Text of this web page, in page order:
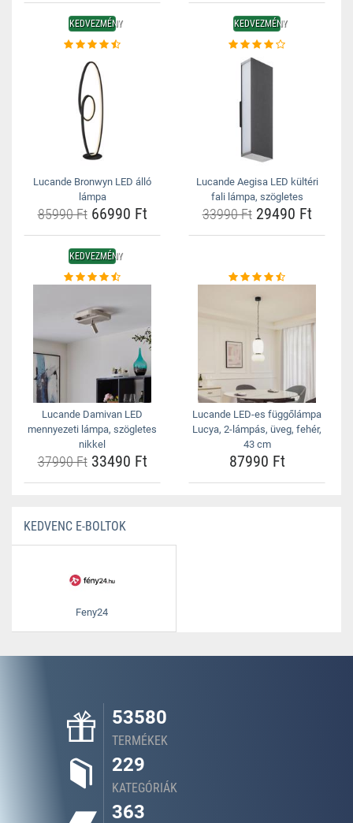
KEDVEZMÉNY
Lucande Bronwyn LED álló
lámpa
85990 Ft66990 Ft
KEDVEZMÉNY
Lucande Aegisa LED kültéri
fali lámpa, szögletes
33990 Ft29490 Ft
KEDVEZMÉNY
Lucande Damivan LED
mennyezeti lámpa, szögletes
nikkel
37990 Ft33490 Ft
Lucande LED-es függőlámpa
Lucya, 2-lámpás, üveg, fehér,
43 cm
87990 Ft
KEDVENC E-BOLTOK
Feny24
53580
TERMÉKEK
229
KATEGÓRIÁK
363